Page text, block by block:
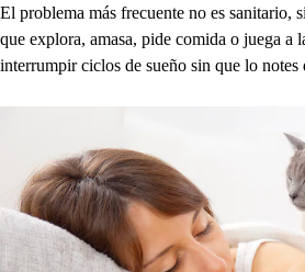
El problema más frecuente no es sanitario,
que explora, amasa, pide comida o juega a
interrumpir ciclos de sueño sin que lo notes